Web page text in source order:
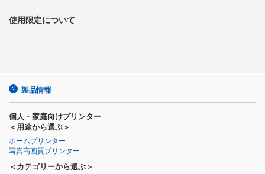
使用限定について
製品情報
個人・家庭向けプリンター
＜用途から選ぶ＞
ホームプリンター
写真高画質プリンター
＜カテゴリーから選ぶ＞